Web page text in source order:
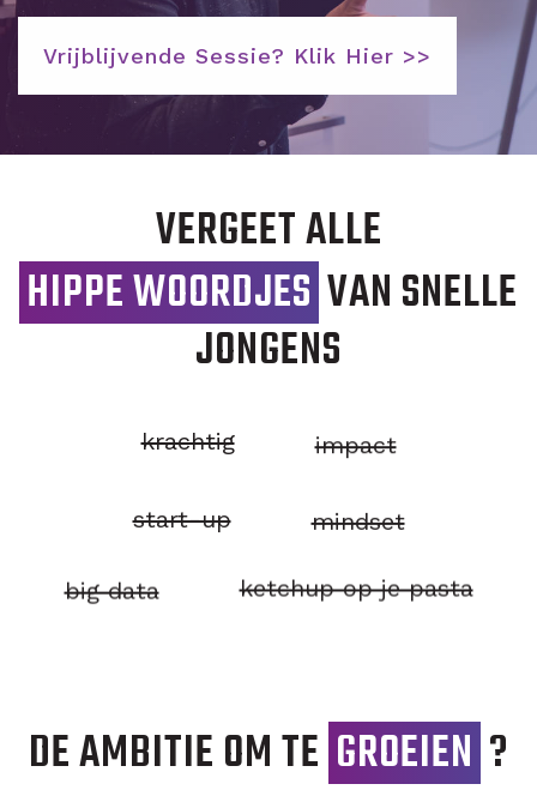
Vrijblijvende Sessie? Klik Hier >>
VERGEET ALLE
HIPPE WOORDJES VAN SNELLE
JONGENS
krachtig impact
start-up mindset
big data ketchup op je pasta
DE AMBITIE OM TE GROEIEN ?